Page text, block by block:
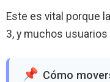
Este es vital porque
3, y muchos
Cómo